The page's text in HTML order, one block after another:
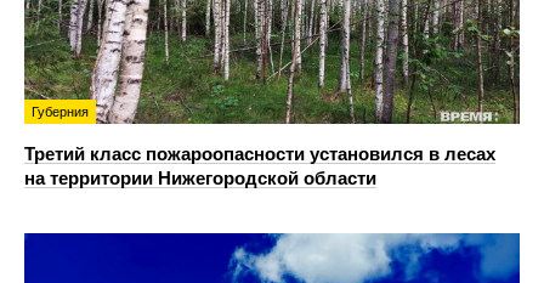
Губерния
Третий класс пожароопасности установился в лесах
на территории Нижегородской области